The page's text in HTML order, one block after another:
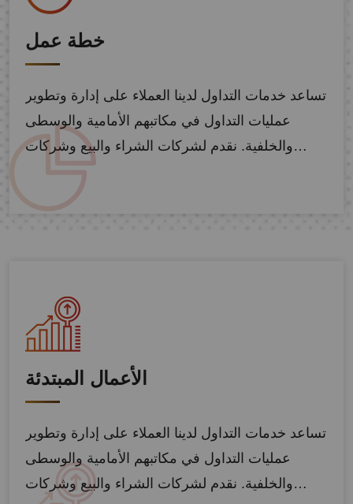
خطة عمل
تساعد خدمات التداول لدينا العملاء على إدارة وتطوير
عمليات التداول في مكاتبهم الأمامية والوسطى
والخلفية. نقدم لشركات الشراء والبيع وشركات…
الأعمال المبتدئة
تساعد خدمات التداول لدينا العملاء على إدارة وتطوير
عمليات التداول في مكاتبهم الأمامية والوسطى
والخلفية. نقدم لشركات الشراء والبيع وشركات…